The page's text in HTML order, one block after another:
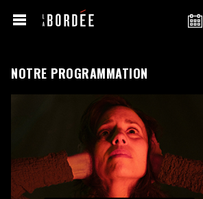
NOTRE PROGRAMMATION